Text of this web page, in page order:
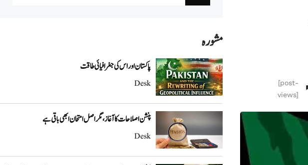
مشورہ
پاکستان اور اس کی جغرافیائی طاقت
Desk
پنشن اصلاحات کا آغاز، مگر اصل امتحان ابھی باقی ہے
Desk
[post-
views]